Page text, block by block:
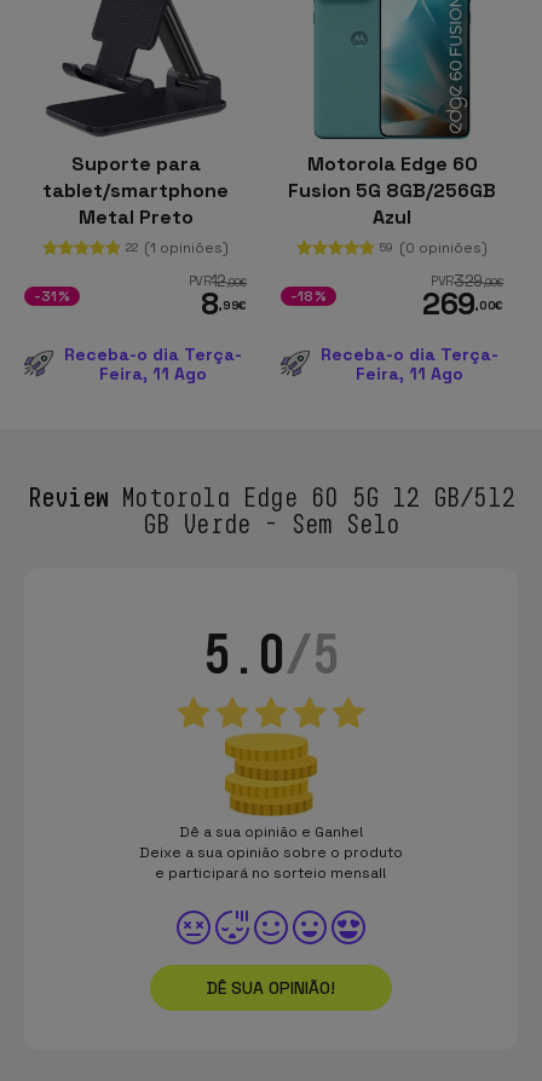
Suporte para
tablet/smartphone
Metal Preto
22 (1 opiniões)
PVR12,99€
8,99€
-31%
Receba-o dia Terça-
Feira, 11 Ago
Motorola Edge 60
Fusion 5G 8GB/256GB
Azul
59 (0 opiniões)
PVR329,99€
269,00€
-18%
Receba-o dia Terça-
Feira, 11 Ago
Review Motorola Edge 60 5G 12 GB/512
GB Verde - Sem Selo
5.0/5
Dê a sua opinião e Ganhe!
Deixe a sua opinião sobre o produto
e participará no sorteio mensal!
DÊ SUA OPINIÃO!